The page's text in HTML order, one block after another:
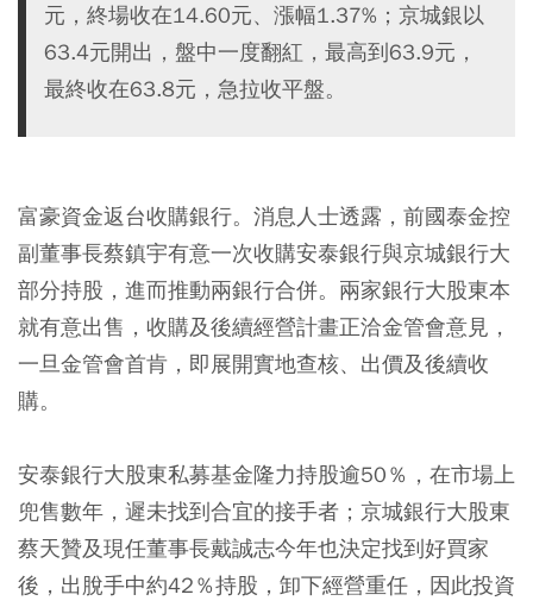
元，終場收在14.60元、漲幅1.37%；京城銀以
63.4元開出，盤中一度翻紅，最高到63.9元，
最終收在63.8元，急拉收平盤。
富豪資金返台收購銀行。消息人士透露，前國泰金控
副董事長蔡鎮宇有意一次收購安泰銀行與京城銀行大
部分持股，進而推動兩銀行合併。兩家銀行大股東本
就有意出售，收購及後續經營計畫正洽金管會意見，
一旦金管會首肯，即展開實地查核、出價及後續收
購。
安泰銀行大股東私募基金隆力持股逾50％，在市場上
兜售數年，遲未找到合宜的接手者；京城銀行大股東
蔡天贊及現任董事長戴誠志今年也決定找到好買家
後，出脫手中約42％持股，卸下經營重任，因此投資